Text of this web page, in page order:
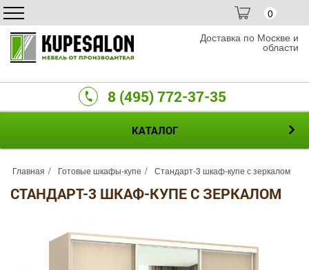
0
Доставка по Москве и
области
8 (495) 772-37-35
КАТАЛОГ
Главная Готовые шкафы-купе Стандарт-3 шкаф-купе с зеркалом
СТАНДАРТ-3 ШКАФ-КУПЕ С ЗЕРКАЛОМ